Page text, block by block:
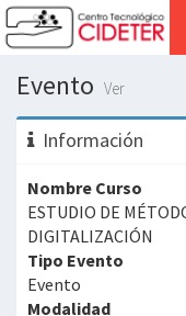
Evento Ver
Información
Nombre Curso
ESTUDIO DE
DIGITALIZACIÓN
Tipo Evento
Evento
Modalidad